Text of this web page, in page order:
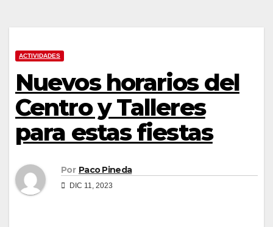
ACTIVIDADES
Nuevos horarios del
Centro y Talleres
para estas fiestas
Por Paco Pineda
DIC 11, 2023